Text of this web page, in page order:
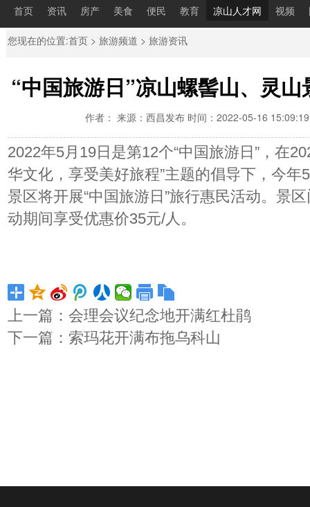
首页 资讯 房产 美食 便民 教育 凉山人才网 视频
您现在的位置:首页 > 旅游频道 > 旅游资讯
“中国旅游日”凉山螺髻山、灵
作者： 来源：西昌发布 时间：2022-05-16
2022年5月19日是第12个“中国旅游日”，在
华文化，享受美好旅程”主题的倡导下，今年
景区将开展“中国旅游日”旅行惠民活动。景
动期间享受优惠价35元/人。 ​​​
上一篇： 会理会议纪念地开满红杜鹃
下一篇： 索玛花开满布拖乌科山